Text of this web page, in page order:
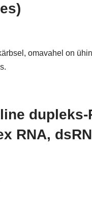
omavahel on
dupleks-
RNA,